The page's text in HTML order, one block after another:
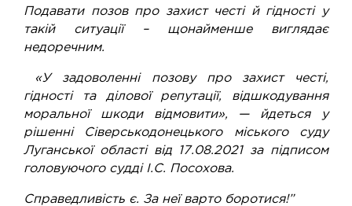
Подавати позов про захист честі й гідності у
такій ситуації – щонайменше виглядає
недоречним.
«У задоволенні позову про захист честі,
гідності та ділової репутації, відшкодування
моральної шкоди відмовити», — йдеться у
рішенні Сіверськодонецького міського суду
Луганської області від 17.08.2021 за підписом
головуючого судді І.С. Посохова.
Справедливість є. За неї варто боротися!”